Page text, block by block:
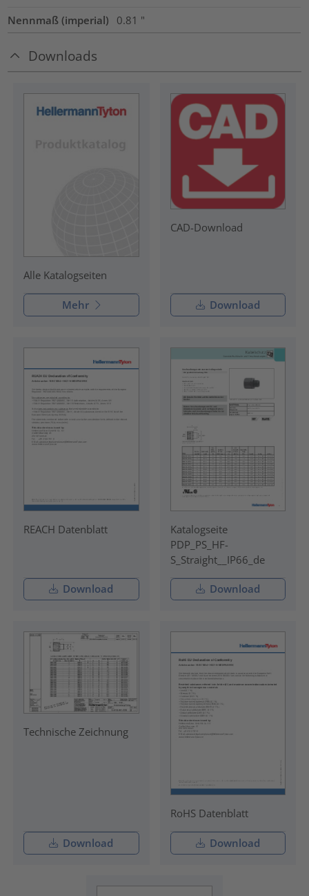
Nennmaß (imperial)
0.81 "
Downloads
Alle Katalogseiten
Mehr
CAD-Download
Download
REACH Datenblatt
Download
Katalogseite
PDP_PS_HF-
S_Straight__IP66_de
Download
Technische Zeichnung
Download
RoHS Datenblatt
Download